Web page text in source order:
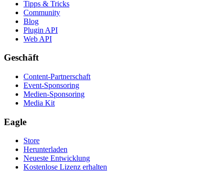
Tipps & Tricks
Community
Blog
Plugin API
Web API
Geschäft
Content-Partnerschaft
Event-Sponsoring
Medien-Sponsoring
Media Kit
Eagle
Store
Herunterladen
Neueste Entwicklung
Kostenlose Lizenz erhalten